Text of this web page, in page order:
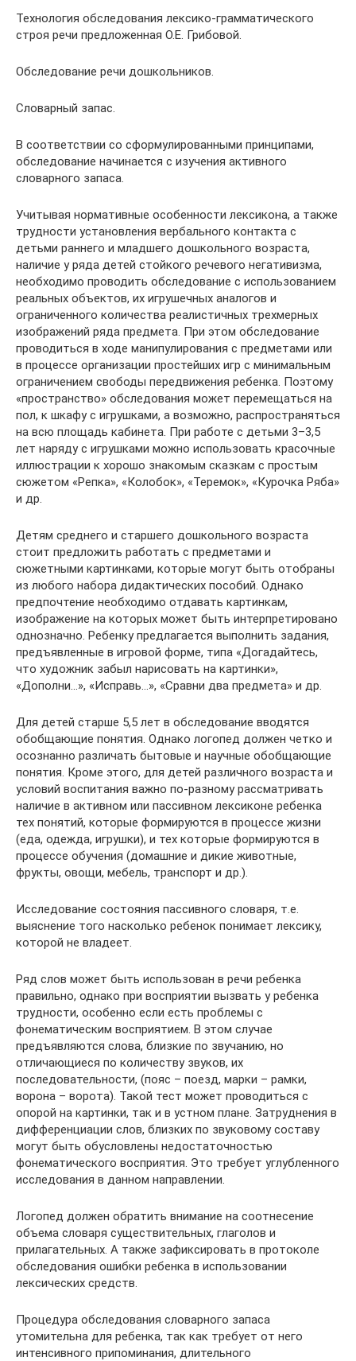
Технология обследования лексико-грамматического
строя речи предложенная О.Е. Грибовой.
Обследование речи дошкольников.
Словарный запас.
В соответствии со сформулированными принципами,
обследование начинается с изучения активного
словарного запаса.
Учитывая нормативные особенности лексикона, а также
трудности установления вербального контакта с
детьми раннего и младшего дошкольного возраста,
наличие у ряда детей стойкого речевого негативизма,
необходимо проводить обследование с использованием
реальных объектов, их игрушечных аналогов и
ограниченного количества реалистичных трехмерных
изображений ряда предмета. При этом обследование
проводиться в ходе манипулирования с предметами или
в процессе организации простейших игр с минимальным
ограничением свободы передвижения ребенка. Поэтому
«пространство» обследования может перемещаться на
пол, к шкафу с игрушками, а возможно, распространяться
на всю площадь кабинета. При работе с детьми 3–3,5
лет наряду с игрушками можно использовать красочные
иллюстрации к хорошо знакомым сказкам с простым
сюжетом «Репка», «Колобок», «Теремок», «Курочка Ряба»
и др.
Детям среднего и старшего дошкольного возраста
стоит предложить работать с предметами и
сюжетными картинками, которые могут быть отобраны
из любого набора дидактических пособий. Однако
предпочтение необходимо отдавать картинкам,
изображение на которых может быть интерпретировано
однозначно. Ребенку предлагается выполнить задания,
предъявленные в игровой форме, типа «Догадайтесь,
что художник забыл нарисовать на картинки»,
«Дополни…», «Исправь…», «Сравни два предмета» и др.
Для детей старше 5,5 лет в обследование вводятся
обобщающие понятия. Однако логопед должен четко и
осознанно различать бытовые и научные обобщающие
понятия. Кроме этого, для детей различного возраста и
условий воспитания важно по-разному рассматривать
наличие в активном или пассивном лексиконе ребенка
тех понятий, которые формируются в процессе жизни
(еда, одежда, игрушки), и тех которые формируются в
процессе обучения (домашние и дикие животные,
фрукты, овощи, мебель, транспорт и др.).
Исследование состояния пассивного словаря, т.е.
выяснение того насколько ребенок понимает лексику,
которой не владеет.
Ряд слов может быть использован в речи ребенка
правильно, однако при восприятии вызвать у ребенка
трудности, особенно если есть проблемы с
фонематическим восприятием. В этом случае
предъявляются слова, близкие по звучанию, но
отличающиеся по количеству звуков, их
последовательности, (пояс – поезд, марки – рамки,
ворона – ворота). Такой тест может проводиться с
опорой на картинки, так и в устном плане. Затруднения в
дифференциации слов, близких по звуковому составу
могут быть обусловлены недостаточностью
фонематического восприятия. Это требует углубленного
исследования в данном направлении.
Логопед должен обратить внимание на соотнесение
объема словаря существительных, глаголов и
прилагательных. А также зафиксировать в протоколе
обследования ошибки ребенка в использовании
лексических средств.
Процедура обследования словарного запаса
утомительна для ребенка, так как требует от него
интенсивного припоминания, длительного